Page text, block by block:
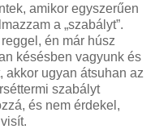
amikor egyszerűen
a „szabályt”.
én már húsz
késésben vagyunk és
akkor ugyan átsuhan az
szabályt
és nem érdekel,